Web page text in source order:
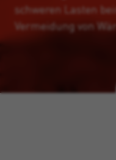
schweren Lasten
Vermeidung von